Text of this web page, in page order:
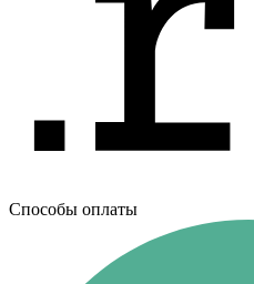
Способы оплаты